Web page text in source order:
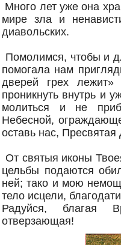
Много лет уже она
мире зла и
диавольских.
Помолимся, чтобы и
помогала нам
дверей грех
проникнуть внутрь и
молиться и не
Небесной,
оставь нас, Пресвятая
От святыя иконы
цельбы подаются
ней; тако и мою
тело исцели,
Радуйся, благая
отверзающая!